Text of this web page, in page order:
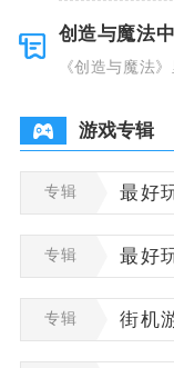
创造与魔法
《创造与魔法
游戏专辑
专辑 最好
专辑 最好
专辑 街机